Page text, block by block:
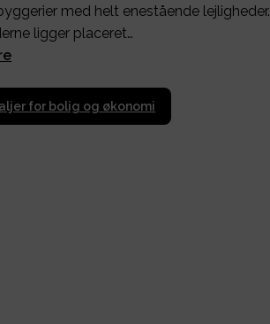
med helt enestående lejligheder.
ligger placeret…
for bolig og økonomi